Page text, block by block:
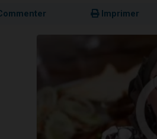
Imprimer